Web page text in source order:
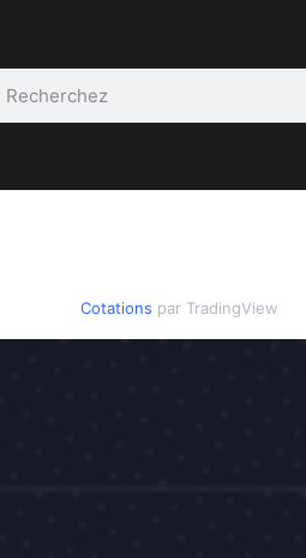
Cotations par TradingView